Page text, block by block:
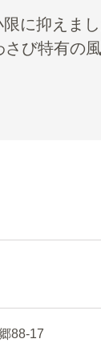
に抑えま
び特有の
88-17